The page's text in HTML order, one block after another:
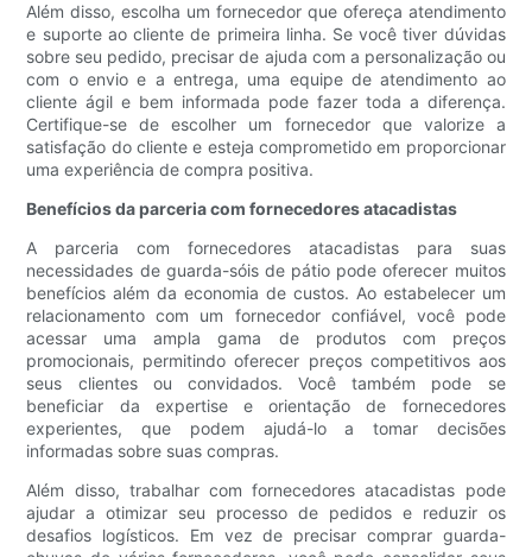
Além disso, escolha um fornecedor que ofereça atendimento
e suporte ao cliente de primeira linha. Se você tiver dúvidas
sobre seu pedido, precisar de ajuda com a personalização ou
com o envio e a entrega, uma equipe de atendimento ao
cliente ágil e bem informada pode fazer toda a diferença.
Certifique-se de escolher um fornecedor que valorize a
satisfação do cliente e esteja comprometido em proporcionar
uma experiência de compra positiva.
Benefícios da parceria com fornecedores atacadistas
A parceria com fornecedores atacadistas para suas
necessidades de guarda-sóis de pátio pode oferecer muitos
benefícios além da economia de custos. Ao estabelecer um
relacionamento com um fornecedor confiável, você pode
acessar uma ampla gama de produtos com preços
promocionais, permitindo oferecer preços competitivos aos
seus clientes ou convidados. Você também pode se
beneficiar da expertise e orientação de fornecedores
experientes, que podem ajudá-lo a tomar decisões
informadas sobre suas compras.
Além disso, trabalhar com fornecedores atacadistas pode
ajudar a otimizar seu processo de pedidos e reduzir os
desafios logísticos. Em vez de precisar comprar guarda-